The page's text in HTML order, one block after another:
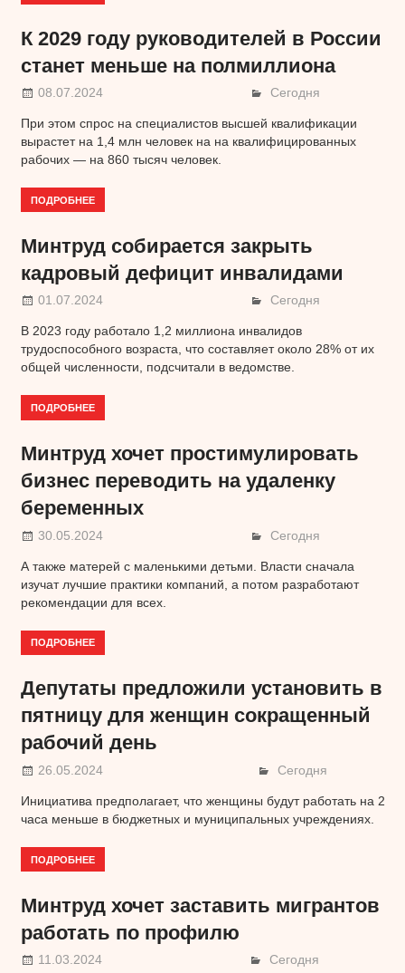
К 2029 году руководителей в России
станет меньше на полмиллиона
08.07.2024 Сегодня
При этом спрос на специалистов высшей квалификации
вырастет на 1,4 млн человек на на квалифицированных
рабочих — на 860 тысяч человек.
ПОДРОБНЕЕ
Минтруд собирается закрыть
кадровый дефицит инвалидами
01.07.2024 Сегодня
В 2023 году работало 1,2 миллиона инвалидов
трудоспособного возраста, что составляет около 28% от их
общей численности, подсчитали в ведомстве.
ПОДРОБНЕЕ
Минтруд хочет простимулировать
бизнес переводить на удаленку
беременных
30.05.2024 Сегодня
А также матерей с маленькими детьми. Власти сначала
изучат лучшие практики компаний, а потом разработают
рекомендации для всех.
ПОДРОБНЕЕ
Депутаты предложили установить в
пятницу для женщин сокращенный
рабочий день
26.05.2024 Сегодня
Инициатива предполагает, что женщины будут работать на 2
часа меньше в бюджетных и муниципальных учреждениях.
ПОДРОБНЕЕ
Минтруд хочет заставить мигрантов
работать по профилю
11.03.2024 Сегодня